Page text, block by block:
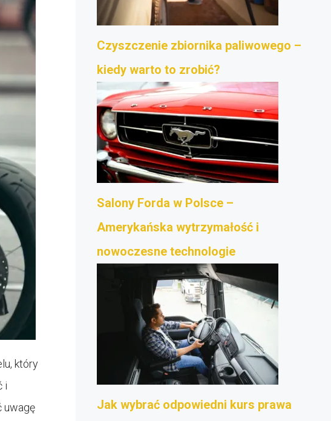
który
i
uwagę
Czyszczenie zbiornika paliwowego –
kiedy warto to zrobić?
Salony Forda w Polsce –
Amerykańska wytrzymałość i
nowoczesne technologie
Jak wybrać odpowiedni kurs prawa